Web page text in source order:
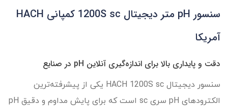
سنسور pH متر دیجیتال 1200S sc کمپانی HACH
آمریکا
دقت و پایداری بالا برای اندازه‌گیری آنلاین pH در صنایع
سنسور دیجیتال HACH 1200S sc یکی از پیشرفته‌ترین
الکترودهای pH سری sc است که برای پایش مداوم و دقیق pH